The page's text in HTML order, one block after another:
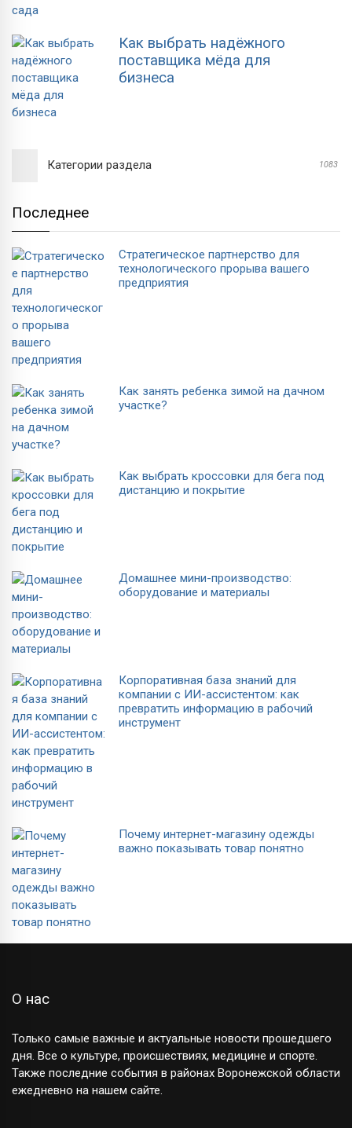
Как выбрать надёжного
поставщика мёда для
бизнеса
Категории раздела 1083
Последнее
Стратегическое партнерство для
технологического прорыва вашего
предприятия
Как занять ребенка зимой на дачном
участке?
Как выбрать кроссовки для бега под
дистанцию и покрытие
Домашнее мини-производство:
оборудование и материалы
Корпоративная база знаний для
компании с ИИ-ассистентом: как
превратить информацию в рабочий
инструмент
Почему интернет-магазину одежды
важно показывать товар понятно
О нас
Только самые важные и актуальные новости прошедшего
дня. Все о культуре, происшествиях, медицине и спорте.
Также последние события в районах Воронежской области
ежедневно на нашем сайте.